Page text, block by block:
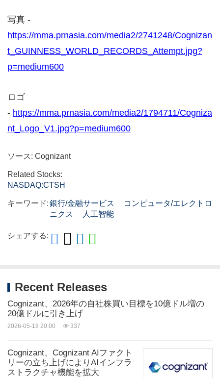
写真 -
https://mma.prnasia.com/media2/2741248/Cognizan
t_GUINNESS_WORLD_RECORDS_Attempt.jpg?
p=medium600
ロゴ
- https://mma.prnasia.com/media2/1794711/Cogniza
nt_Logo_V1.jpg?p=medium600
ソース: Cognizant
Related Stocks:
NASDAQ:CTSH
キーワード:銀行/金融サービス
コンピュータ/エレクトロ
ニクス
人工智能
シェアする:
Recent Releases
Cognizant、2026年の自社株買い目標を10億ドル増の
20億ドルに引き上げ
2026-05-18 20:00 337
Cognizant、Cognizant AIファクト
リーの立ち上げによりAIインフラ
ストラクチャ機能を拡大